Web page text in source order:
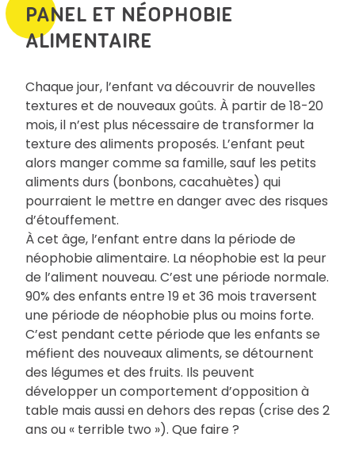
PANEL ET NÉOPHOBIE
ALIMENTAIRE
Chaque jour, l’enfant va découvrir de nouvelles
textures et de nouveaux goûts. À partir de 18-20
mois, il n’est plus nécessaire de transformer la
texture des aliments proposés. L’enfant peut
alors manger comme sa famille, sauf les petits
aliments durs (bonbons, cacahuètes) qui
pourraient le mettre en danger avec des risques
d’étouffement.
À cet âge, l’enfant entre dans la période de
néophobie alimentaire. La néophobie est la peur
de l’aliment nouveau. C’est une période normale.
90% des enfants entre 19 et 36 mois traversent
une période de néophobie plus ou moins forte.
C’est pendant cette période que les enfants se
méfient des nouveaux aliments, se détournent
des légumes et des fruits. Ils peuvent
développer un comportement d’opposition à
table mais aussi en dehors des repas (crise des 2
ans ou « terrible two »). Que faire ?